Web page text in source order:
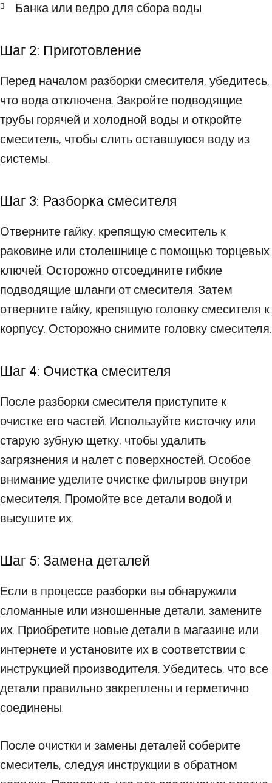
Банка или ведро для сбора воды
Шаг 2: Приготовление
Перед началом разборки смесителя, убедитесь,
что вода отключена. Закройте подводящие
трубы горячей и холодной воды и откройте
смеситель, чтобы слить оставшуюся воду из
системы.
Шаг 3: Разборка смесителя
Отверните гайку, крепящую смеситель к
раковине или столешнице с помощью торцевых
ключей. Осторожно отсоедините гибкие
подводящие шланги от смесителя. Затем
отверните гайку, крепящую головку смесителя к
корпусу. Осторожно снимите головку смесителя.
Шаг 4: Очистка смесителя
После разборки смесителя приступите к
очистке его частей. Используйте кисточку или
старую зубную щетку, чтобы удалить
загрязнения и налет с поверхностей. Особое
внимание уделите очистке фильтров внутри
смесителя. Промойте все детали водой и
высушите их.
Шаг 5: Замена деталей
Если в процессе разборки вы обнаружили
сломанные или изношенные детали, замените
их. Приобретите новые детали в магазине или
интернете и установите их в соответствии с
инструкцией производителя. Убедитесь, что все
детали правильно закреплены и герметично
соединены.
После очистки и замены деталей соберите
смеситель, следуя инструкции в обратном